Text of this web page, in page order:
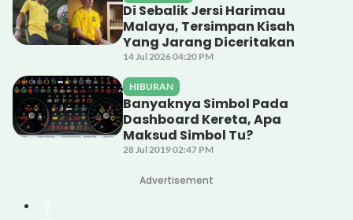
Di Sebalik Jersi Harimau
Malaya, Tersimpan Kisah
Yang Jarang Diceritakan
14 Jul 2026 04:20 PM
HIBURAN
Banyaknya Simbol Pada
Dashboard Kereta, Apa
Maksud Simbol Tu?
28 Jul 2019 02:47 PM
Advertisement